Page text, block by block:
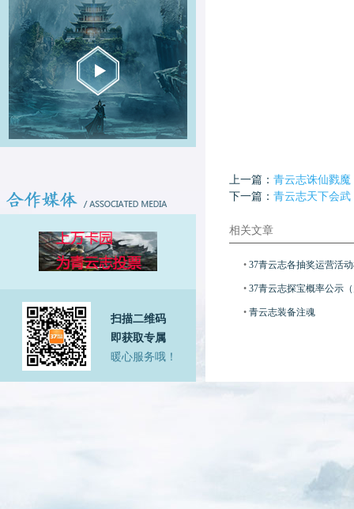
扫描二维码
即获取专属
暖心服务哦！
上一篇： 青云志诛仙戮魔
下一篇： 青云志天下会武
相关文章
• 37青云志各抽奖运营活
• 37青云志探宝概率公示
• 青云志装备注魂